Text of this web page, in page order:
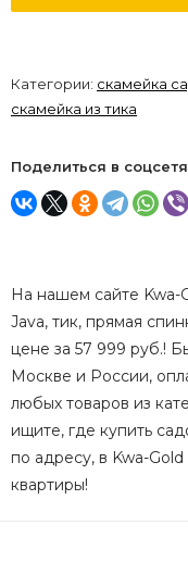
Категории: скамейка
скамейка из тика
Поделиться в
На нашем сайте Kwa-
Java, тик, прямая
цене за 57 999 руб.!
Москве и России,
любых товаров из
ищите, где купить
по адресу, в Kwa-
квартиры!